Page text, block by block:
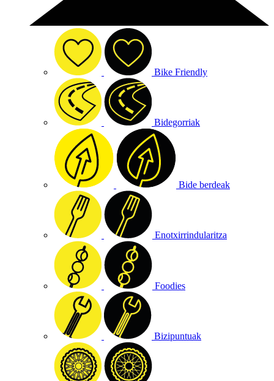
Bike Friendly
Bidegorriak
Bide berdeak
Enotxirrindularitza
Foodies
Bizipuntuak